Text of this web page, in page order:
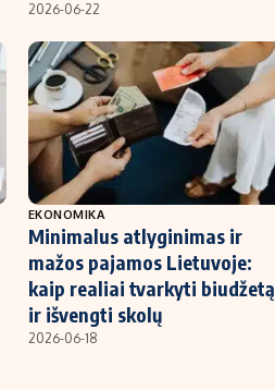
2026-06-22
EKONOMIKA
Minimalus atlyginimas ir
mažos pajamos Lietuvoje:
kaip realiai tvarkyti biudžetą
ir išvengti skolų
2026-06-18